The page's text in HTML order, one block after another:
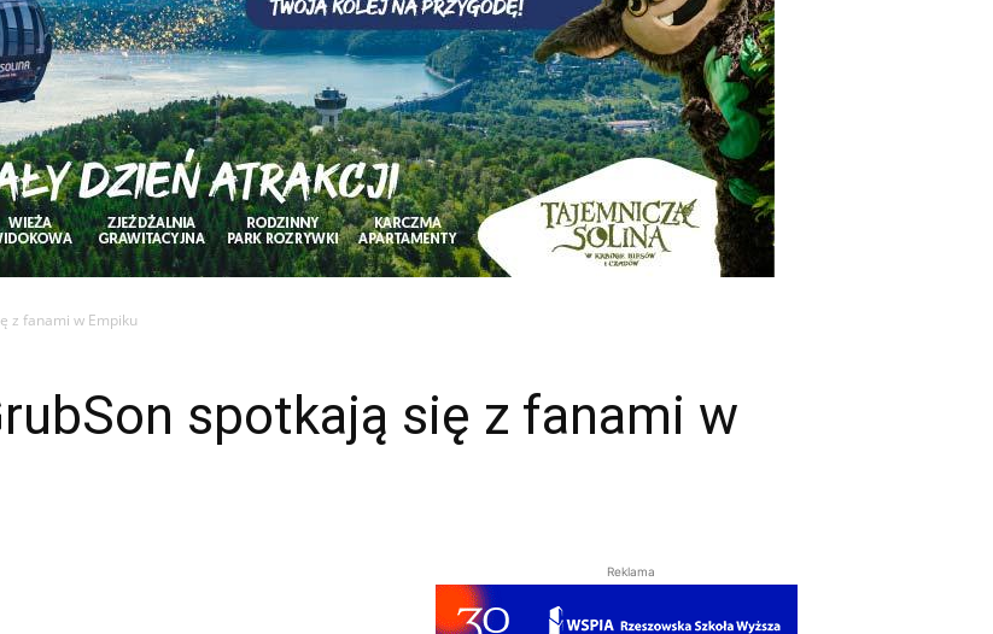
z fanami w Empiku
spotkają się z fanami w
Reklama